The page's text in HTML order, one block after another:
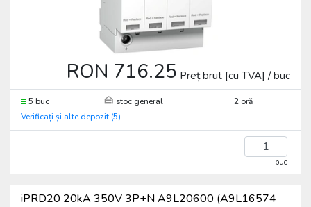
RON 716.25 Preț brut [cu TVA] / buc
5 buc stoc general
2 oră
Verificați și alte depozit (5)
buc
iPRD20 20kA 350V 3P+N A9L20600 (A9L16574